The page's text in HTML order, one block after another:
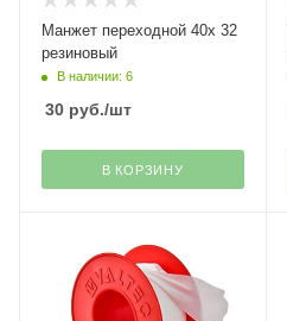
Манжет переходной 40х 32
резиновый
В наличии: 6
30 руб./шт
В КОРЗИНУ